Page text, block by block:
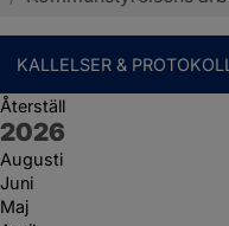
KALLELSER & PROTOKOLL
Återställ
År:
2026
Augusti
Juni
Maj